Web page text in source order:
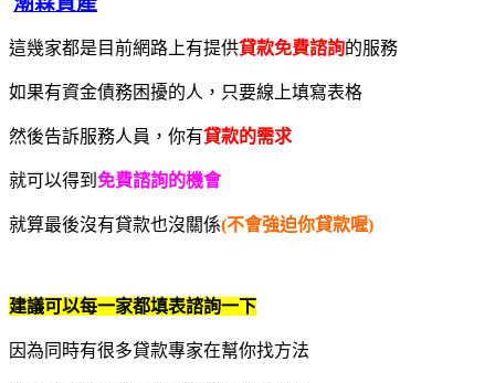
這幾家都是目前網路上有提供貸款免費諮詢的服務
如果有資金債務困擾的人，只要線上填寫表格
然後告訴服務人員，你有貸款的需求
就可以得到 免費諮詢的機會
就算最後沒有貸款也沒關係(不會強迫你貸款喔)
建議可以每一家都填表諮詢一下
因為同時有很多貸款專家在幫你找方法